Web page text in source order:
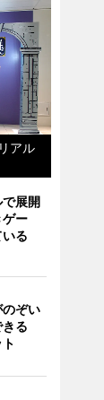
アル
展開
ー
る
ぞい
る